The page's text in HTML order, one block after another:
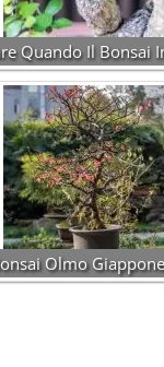
Quando Il Bonsai
Olmo